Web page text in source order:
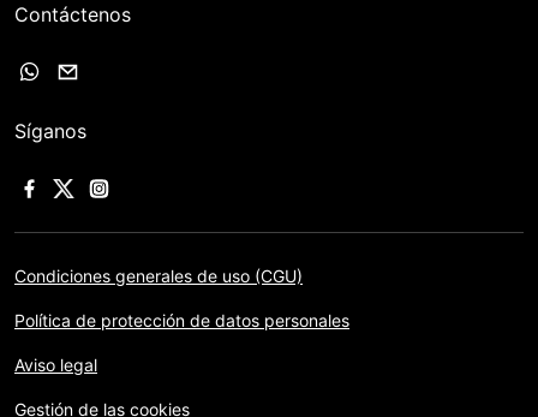
Contáctenos
Síganos
Condiciones generales de uso (CGU)
Política de protección de datos personales
Aviso legal
Gestión de las cookies